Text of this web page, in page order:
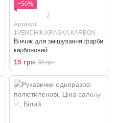
−50%
2
Артикул:
1VENCHIK.KRASKA.KARBON
Вінчик для змішування фарби
карбоновий
15 грн 30 грн